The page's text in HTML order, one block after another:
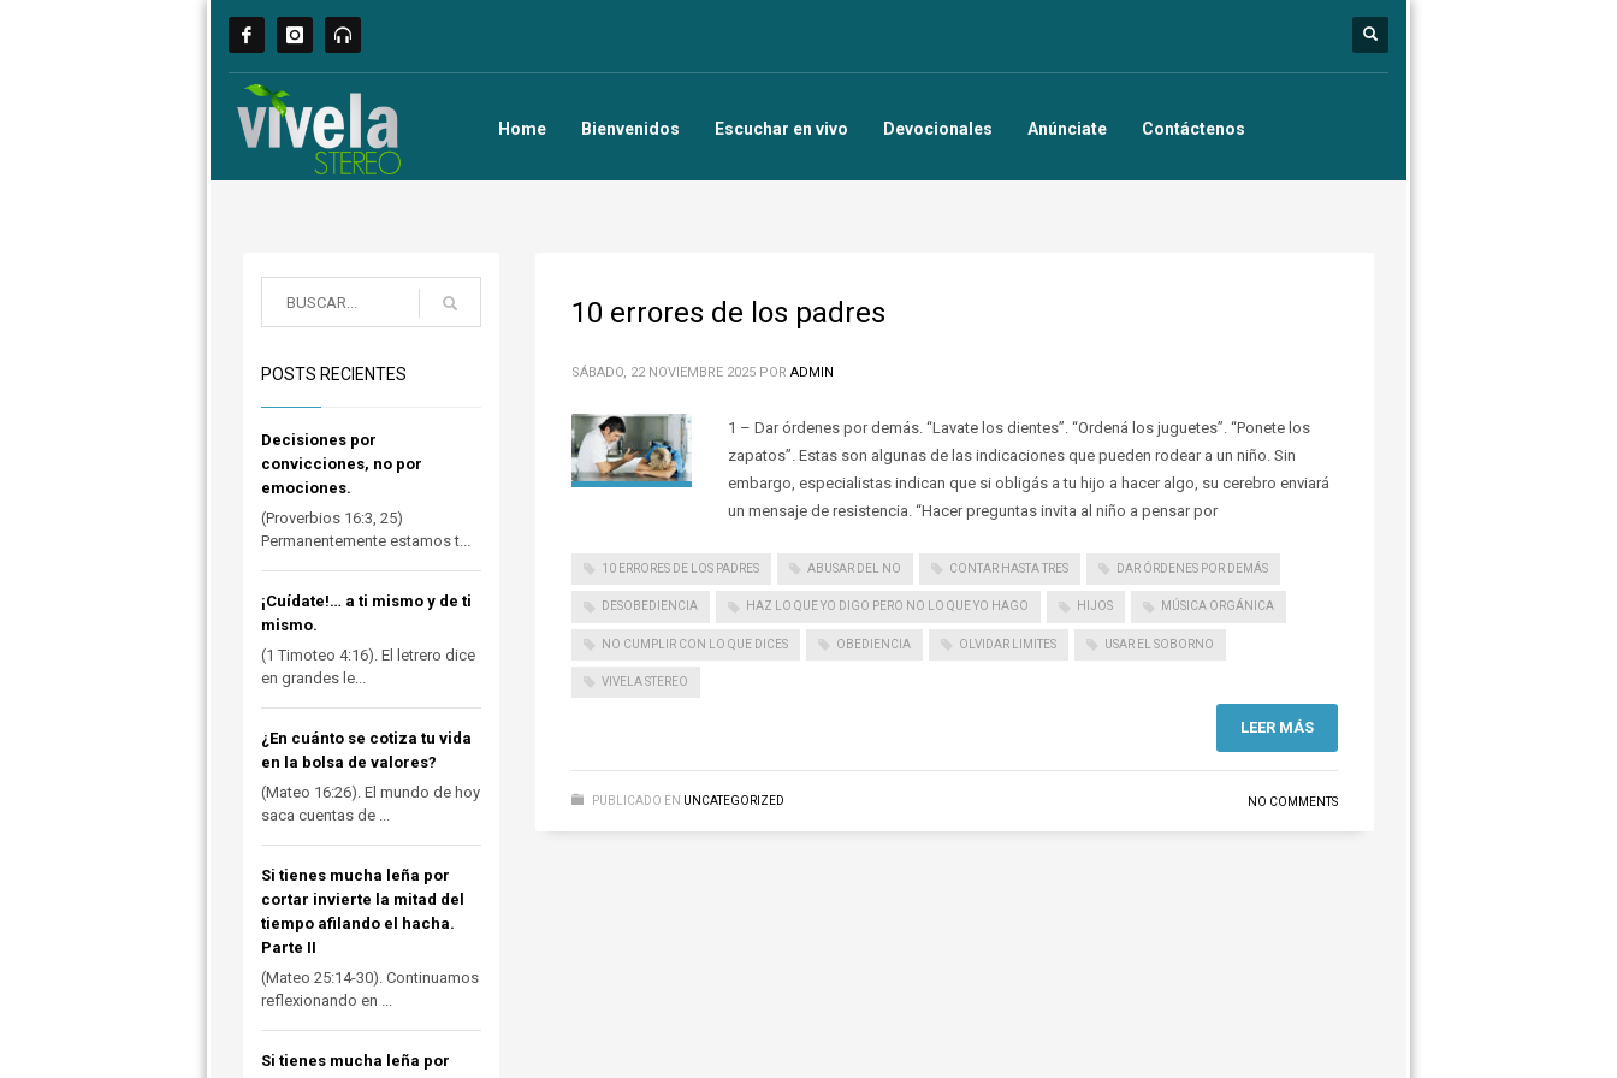
Home Bienvenidos Escuchar en vivo Devocionales Anúnciate Contáctenos
10 errores de los padres
SÁBADO, 22 NOVIEMBRE 2025 POR ADMIN
1 – Dar órdenes por demás. “Lavate los dientes”. “Ordená los juguetes”. “Ponete los
zapatos”. Estas son algunas de las indicaciones que pueden rodear a un niño. Sin
embargo, especialistas indican que si obligás a tu hijo a hacer algo, su cerebro enviará
un mensaje de resistencia. “Hacer preguntas invita al niño a pensar por
10 ERRORES DE LOS PADRES ABUSAR DEL NO CONTAR HASTA TRES DAR ÓRDENES POR DEMÁS
DESOBEDIENCIA HAZ LO QUE YO DIGO PERO NO LO QUE YO HAGO HIJOS MÚSICA ORGÁNICA
NO CUMPLIR CON LO QUE DICES OBEDIENCIA OLVIDAR LIMITES USAR EL SOBORNO
VIVELA STEREO
LEER MÁS
PUBLICADO EN UNCATEGORIZED NO COMMENTS
POSTS RECIENTES
Decisiones por
convicciones, no por
emociones.
(Proverbios 16:3, 25)
Permanentemente estamos t...
¡Cuídate!… a ti mismo y de ti
mismo.
(1 Timoteo 4:16). El letrero dice
en grandes le...
¿En cuánto se cotiza tu vida
en la bolsa de valores?
(Mateo 16:26). El mundo de hoy
saca cuentas de ...
Si tienes mucha leña por
cortar invierte la mitad del
tiempo afilando el hacha.
Parte II
(Mateo 25:14-30). Continuamos
reflexionando en ...
Si tienes mucha leña por